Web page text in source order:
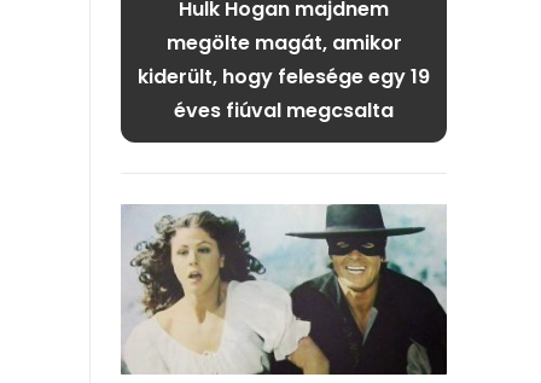
Hulk Hogan majdnem
megölte magát, amikor
kiderült, hogy felesége egy 19
éves fiúval megcsalta